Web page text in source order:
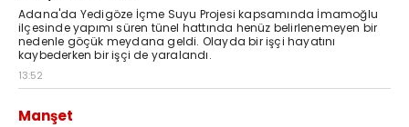
Adana'da Yedigöze İçme Suyu Projesi kapsamında İmamoğlu
ilçesinde yapımı süren tünel hattında henüz belirlenemeyen bir
nedenle göçük meydana geldi. Olayda bir işçi hayatını
kaybederken bir işçi de yaralandı.
13:52
Manşet